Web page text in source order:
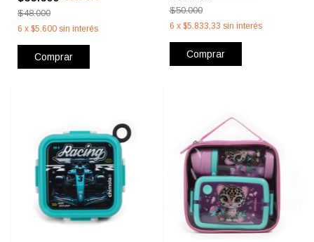
$48.000
6 x $5.600 sin interés
Comprar
$50.000
6 x $5.833,33 sin interés
Comprar